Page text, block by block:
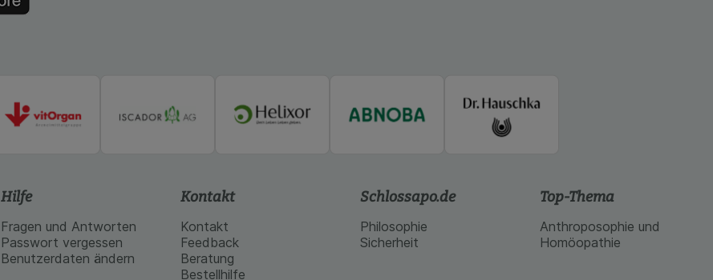
Hilfe
Fragen und Antworten
Passwort vergessen
Benutzerdaten ändern
Kontakt
Kontakt
Feedback
Beratung
Bestellhilfe
Schlossapo.de
Philosophie
Sicherheit
Top-Thema
Anthroposophie und
Homöopathie